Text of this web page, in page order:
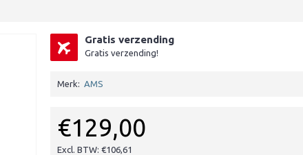
Gratis verzending
Gratis verzending!
Merk: AMS
€129,00
Excl. BTW: €106,61